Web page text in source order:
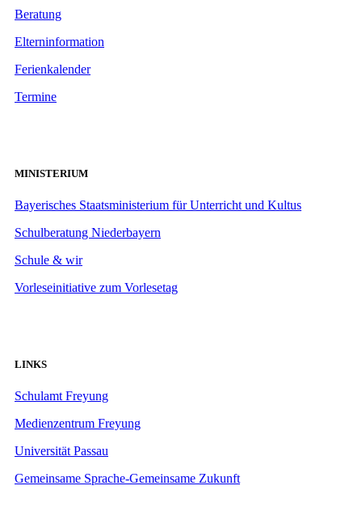
Beratung
Elterninformation
Ferienkalender
Termine
MINISTERIUM
Bayerisches Staatsministerium für Unterricht und Kultus
Schulberatung Niederbayern
Schule & wir
Vorleseinitiative zum Vorlesetag
LINKS
Schulamt Freyung
Medienzentrum Freyung
Universität Passau
Gemeinsame Sprache-Gemeinsame Zukunft